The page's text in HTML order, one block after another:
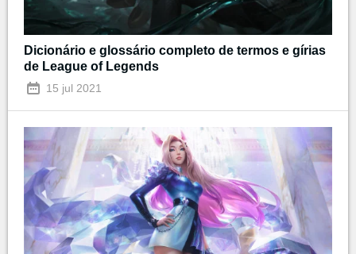
Dicionário e glossário completo de termos e gírias
de League of Legends
15 jul 2021